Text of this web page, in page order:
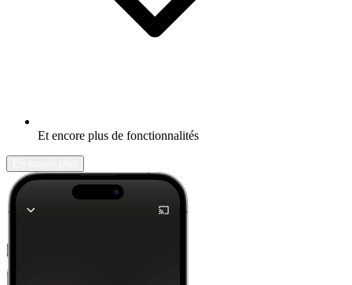
Et encore plus de fonctionnalités